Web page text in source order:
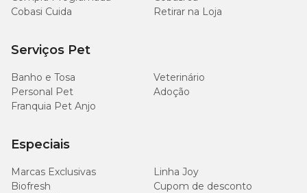
* A Troca do item pode ser realizada direto em uma das
Em caso de devolução ou estorno, a solicitação deve ser realizada
em um de nossos canais de atendimento.
Cobasi Cuida
Retirar na Loja
Serviços Pet
Banho e Tosa
Veterinário
Personal Pet
Adoção
Franquia Pet Anjo
Especiais
Marcas Exclusivas
Linha Joy
Biofresh
Cupom de desconto